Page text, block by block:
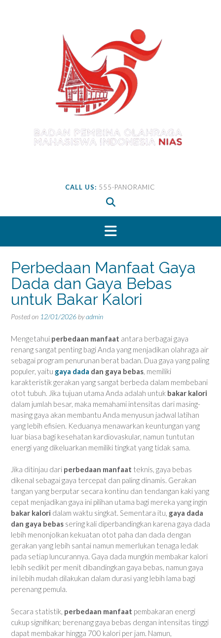
CALL US: 555-PANORAMIC
Perbedaan Manfaat Gaya
Dada dan Gaya Bebas
untuk Bakar Kalori
Posted on 12/01/2026 byadmin
Mengetahui perbedaan manfaat antara berbagai gaya
renang sangat penting bagi Anda yang menjadikan olahraga air
sebagai program penurunan berat badan. Dua gaya yang paling
populer, yaitu gaya dada dan gaya bebas , memiliki
karakteristik gerakan yang sangat berbeda dalam membebani
otot tubuh. Jika tujuan utama Anda adalah untuk bakar kalori
dalam jumlah besar, maka memahami intensitas dari masing-
masing gaya akan membantu Anda menyusun jadwal latihan
yang lebih efisien. Keduanya menawarkan keuntungan yang
luar biasa bagi kesehatan kardiovaskular, namun tuntutan
energi yang dikeluarkan memiliki tingkat yang tidak sama.
Jika ditinjau dari perbedaan manfaat teknis, gaya bebas
dikenal sebagai gaya tercepat dan paling dinamis. Gerakan
tangan yang berputar secara kontinu dan tendangan kaki yang
cepat menjadikan gaya ini pilihan utama bagi mereka yang ingin
bakar kalori dalam waktu singkat. Sementara itu, gaya dada
dan gaya bebas sering kali diperbandingkan karena gaya dada
lebih menonjolkan kekuatan otot paha dan dada dengan
gerakan yang lebih santai namun memerlukan tenaga ledak
pada setiap luncurannya. Gaya dada mungkin membakar kalori
lebih sedikit per menit dibandingkan gaya bebas, namun gaya
ini lebih mudah dilakukan dalam durasi yang lebih lama bagi
perenang pemula.
Secara statistik, perbedaan manfaat pembakaran energi
cukup signifikan; berenang gaya bebas dengan intensitas tinggi
dapat membakar hingga 700 kalori per jam. Namun,